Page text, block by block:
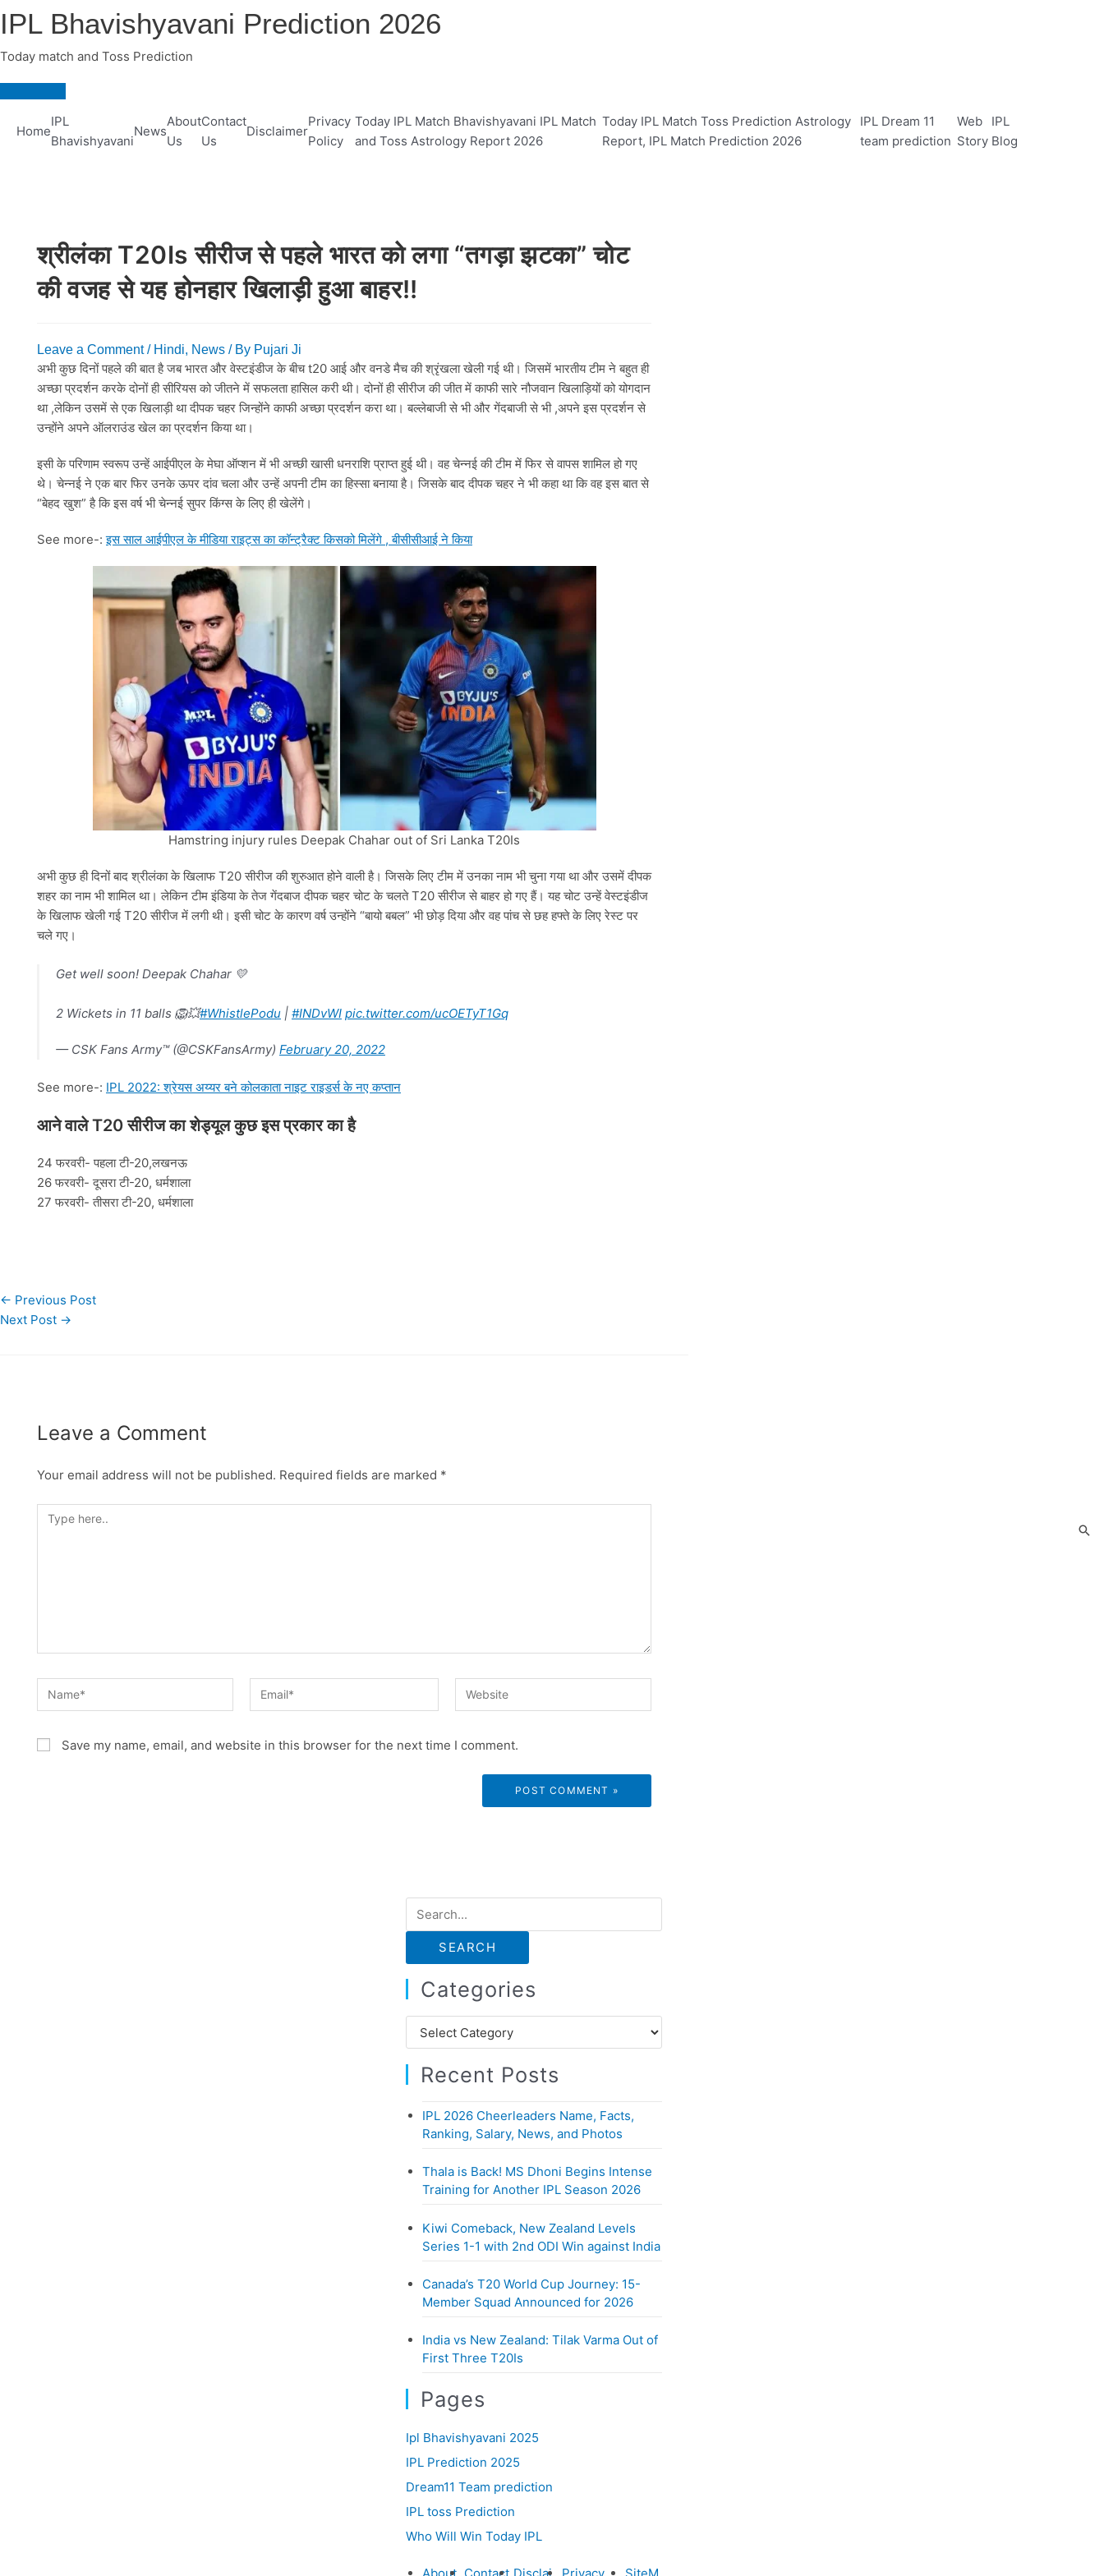
IPL Bhavishyavani Prediction 2026
Today match and Toss Prediction
Main
Home
IPL
Bhavishyavani
News
About
Us
Contact
Us
Disclaimer
Privacy
Policy
Today IPL Match Bhavishyavani IPL Match
and Toss Astrology Report 2026
Today IPL Match Toss Prediction Astrology
Report, IPL Match Prediction 2026
IPL Dream 11
team prediction
Web
Story
IPL
Blog
श्रीलंका T20Is सीरीज से पहले भारत को लगा “तगड़ा झटका” चोट
की वजह से यह होनहार खिलाड़ी हुआ बाहर!!
Leave a Comment / Hindi, News / By Pujari Ji
अभी कुछ दिनों पहले की बात है जब भारत और वेस्टइंडीज के बीच t20 आई और वनडे मैच की श्रृंखला खेली गई थी। जिसमें भारतीय टीम ने बहुत ही
अच्छा प्रदर्शन करके दोनों ही सीरियस को जीतने में सफलता हासिल करी थी। दोनों ही सीरीज की जीत में काफी सारे नौजवान खिलाड़ियों को योगदान
था ,लेकिन उसमें से एक खिलाड़ी था दीपक चहर जिन्होंने काफी अच्छा प्रदर्शन करा था। बल्लेबाजी से भी और गेंदबाजी से भी ,अपने इस प्रदर्शन से
उन्होंने अपने ऑलराउंड खेल का प्रदर्शन किया था।
इसी के परिणाम स्वरूप उन्हें आईपीएल के मेघा ऑप्शन में भी अच्छी खासी धनराशि प्राप्त हुई थी। वह चेन्नई की टीम में फिर से वापस शामिल हो गए
थे। चेन्नई ने एक बार फिर उनके ऊपर दांव चला और उन्हें अपनी टीम का हिस्सा बनाया है। जिसके बाद दीपक चहर ने भी कहा था कि वह इस बात से
“बेहद खुश” है कि इस वर्ष भी चेन्नई सुपर किंग्स के लिए ही खेलेंगे।
See more-:इस साल आईपीएल के मीडिया राइट्स का कॉन्ट्रैक्ट किसको मिलेंगे , बीसीसीआई ने किया
Hamstring injury rules Deepak Chahar out of Sri Lanka T20Is
अभी कुछ ही दिनों बाद श्रीलंका के खिलाफ T20 सीरीज की शुरुआत होने वाली है। जिसके लिए टीम में उनका नाम भी चुना गया था और उसमें दीपक
शहर का नाम भी शामिल था। लेकिन टीम इंडिया के तेज गेंदबाज दीपक चहर चोट के चलते T20 सीरीज से बाहर हो गए हैं। यह चोट उन्हें वेस्टइंडीज
के खिलाफ खेली गई T20 सीरीज में लगी थी। इसी चोट के कारण वर्ष उन्होंने “बायो बबल” भी छोड़ दिया और वह पांच से छह हफ्ते के लिए रेस्ट पर
चले गए।
Get well soon! Deepak Chahar 💛
2 Wickets in 11 balls 🦁💥#WhistlePodu | #INDvWI pic.twitter.com/ucOETyT1Gq
— CSK Fans Army™ (@CSKFansArmy) February 20, 2022
See more-: IPL 2022: श्रेयस अय्यर बने कोलकाता नाइट राइडर्स के नए कप्तान
आने वाले T20 सीरीज का शेड्यूल कुछ इस प्रकार का है
24 फरवरी- पहला टी-20,लखनऊ
26 फरवरी- दूसरा टी-20, धर्मशाला
27 फरवरी- तीसरा टी-20, धर्मशाला
← Previous Post
Next Post →
Leave a Comment
Your email address will not be published. Required fields are marked *
Type
Email* Website
Save my name, email, and website in this browser for the next time I comment.
e
r
c
f
o
Categories
a
g
s
Recent Posts
IPL 2026 Cheerleaders Name, Facts,
Ranking, Salary, News, and Photos
Thala is Back! MS Dhoni Begins Intense
Training for Another IPL Season 2026
Kiwi Comeback, New Zealand Levels
Series 1-1 with 2nd ODI Win against India
Canada’s T20 World Cup Journey: 15-
Member Squad Announced for 2026
India vs New Zealand: Tilak Varma Out of
First Three T20Is
Pages
Ipl Bhavishyavani 2025
IPL Prediction 2025
Dream11 Team prediction
IPL toss Prediction
Who Will Win Today IPL
About Contact Disclai Privacy SiteM